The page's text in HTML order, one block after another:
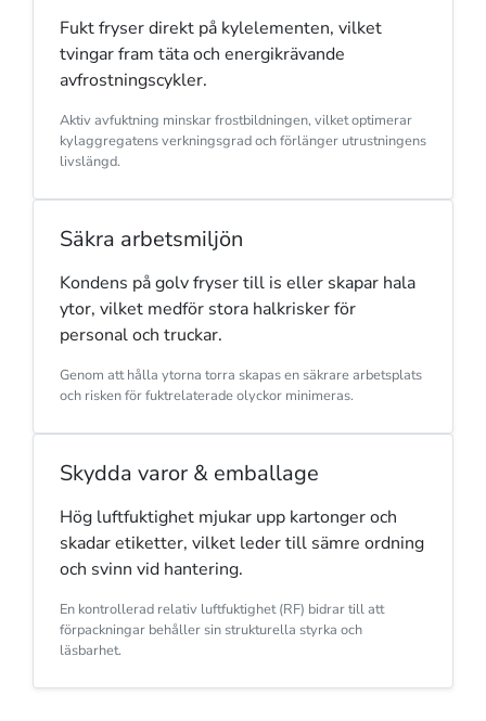
Fukt fryser direkt på kylelementen, vilket
tvingar fram täta och energikrävande
avfrostningscykler.
Aktiv avfuktning minskar frostbildningen, vilket optimerar
kylaggregatens verkningsgrad och förlänger utrustningens
livslängd.
Säkra arbetsmiljön
Kondens på golv fryser till is eller skapar hala
ytor, vilket medför stora halkrisker för
personal och truckar.
Genom att hålla ytorna torra skapas en säkrare arbetsplats
och risken för fuktrelaterade olyckor minimeras.
Skydda varor & emballage
Hög luftfuktighet mjukar upp kartonger och
skadar etiketter, vilket leder till sämre ordning
och svinn vid hantering.
En kontrollerad relativ luftfuktighet (RF) bidrar till att
förpackningar behåller sin strukturella styrka och
läsbarhet.